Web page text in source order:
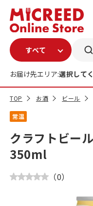
お届け先エリア:選択して
TOP お酒 ビール
常温
クラフトビー
350ml
（0）